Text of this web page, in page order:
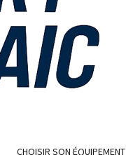
CHOISIR SON ÉQUIPEMENT